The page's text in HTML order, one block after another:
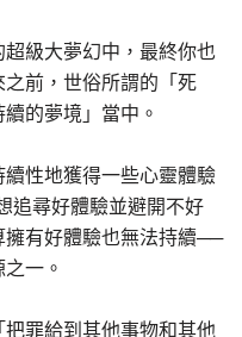
級大夢幻中，最終你也
前，世俗所謂的「死
的夢境」當中。
性地獲得一些心靈體驗
追尋好體驗並避開不好
擁有好體驗也無法持續──
一。
罪給到其他事物和其他